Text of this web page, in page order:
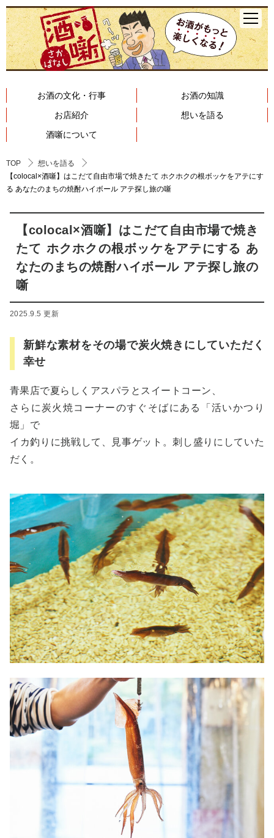
お酒の文化・行事
お酒の知識
お店紹介
想いを語る
酒噺について
TOP
想いを語る
【colocal×酒噺】はこだて自由市場で焼きたて ホクホクの根ボッケをアテにす
る あなたのまちの焼酎ハイボール アテ探し旅の噺
【colocal×酒噺】はこだて自由市場で焼き
たて ホクホクの根ボッケをアテにする あ
なたのまちの焼酎ハイボール アテ探し旅の
噺
2025.9.5 更新
新鮮な素材をその場で炭火焼きにしていただく
幸せ
青果店で夏らしくアスパラとスイートコーン、
さらに炭火焼コーナーのすぐそばにある「活いかつり
堀」で
イカ釣りに挑戦して、見事ゲット。刺し盛りにしていた
だく。